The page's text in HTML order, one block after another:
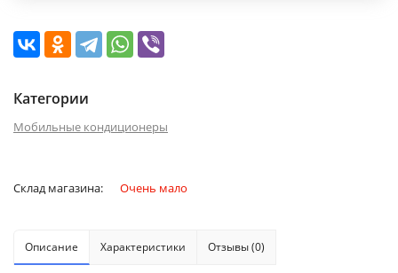
Категории
Мобильные кондиционеры
Склад магазина: Очень мало
Описание Характеристики Отзывы (0)